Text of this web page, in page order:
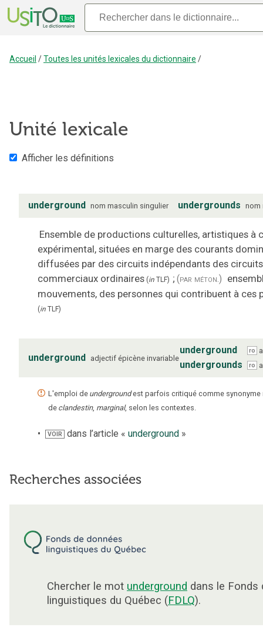
Accueil /Toutes les unités lexicales du dictionnaire /
Unité lexicale
Afficher les définitions
underground nom masculin singulier undergrounds nom
Ensemble de productions culturelles, artistiques à
expérimental, situées en marge des courants
diffusées par des circuits indépendants des circuits
commerciaux ordinaires (in TLF) ; (par méton.)
mouvements, des personnes qui contribuent à ces
(in TLF)
underground adjectif épicène invariable
underground ro
undergrounds ro
L'emploi de undergroundest parfois critiqué comme synonyme
de clandestin, marginal, selon les contextes.
VOIR dans l’article «underground »
Recherches associées
Chercher le mot underground dans le Fonds
linguistiques du Québec (FDLQ).